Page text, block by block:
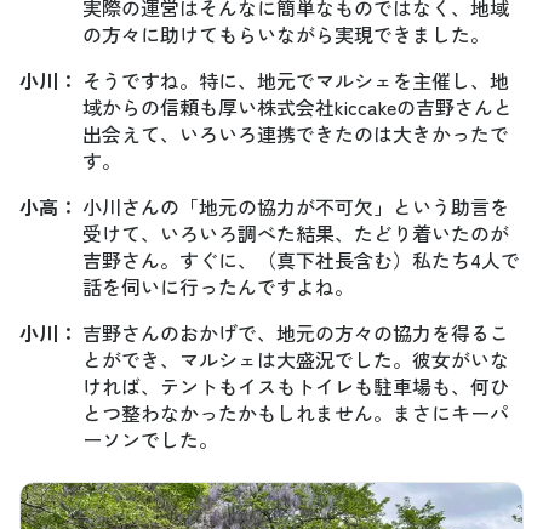
実際の運営はそんなに簡単なものではなく、地域
の方々に助けてもらいながら実現できました。
小川 ： そうですね。特に、地元でマルシェを主催し、地
域からの信頼も厚い株式会社kiccakeの吉野さんと
出会えて、いろいろ連携できたのは大きかったで
す。
小高 ： 小川さんの「地元の協力が不可欠」という助言を
受けて、いろいろ調べた結果、たどり着いたのが
吉野さん。すぐに、（真下社長含む）私たち4人で
話を伺いに行ったんですよね。
小川 ： 吉野さんのおかげで、地元の方々の協力を得るこ
とができ、マルシェは大盛況でした。彼女がいな
ければ、テントもイスもトイレも駐車場も、何ひ
とつ整わなかったかもしれません。まさにキーパ
ーソンでした。